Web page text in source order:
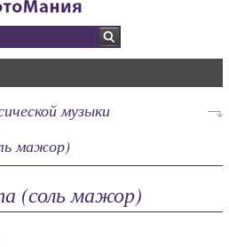
музыки
мажор)
(соль мажор)